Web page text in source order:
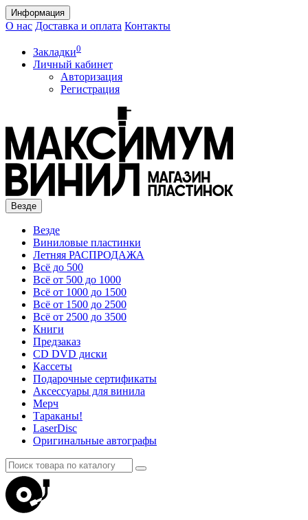
Информация
О нас Доставка и оплата Контакты
Закладки0
Личный кабинет
Авторизация
Регистрация
Везде
Везде
Виниловые пластинки
Летняя РАСПРОДАЖА
Всё до 500
Всё от 500 до 1000
Всё от 1000 до 1500
Всё от 1500 до 2500
Всё от 2500 до 3500
Книги
Предзаказ
CD DVD диски
Кассеты
Подарочные сертификаты
Аксессуары для винила
Мерч
Тараканы!
LaserDisc
Оригинальные автографы